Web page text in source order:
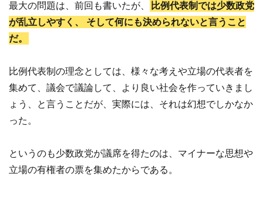
最大の問題は、前回も書いたが、
比例代表制では少数政党
が乱立しやすく、
そして何にも決められないと言うこと
だ。
比例代表制の理念としては、様々な考えや立場の代表者を
集めて、議会で議論して、より良い社会を作っていきまし
ょう、と言うことだが、実際には、それは幻想でしかなか
った。
というのも少数政党が議席を得たのは、マイナーな思想や
立場の有権者の票を集めたからである。